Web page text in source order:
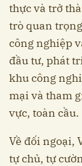
thực và trở
trò quan
công nghiệp
đầu tư, phát
khu công
mại và tham
vực, toàn cầu.
Về đối ngoại,
tự chủ, tự